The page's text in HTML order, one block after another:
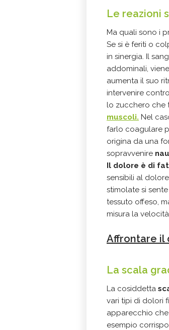
Le reazioni
Ma quali sono i
Se si è feriti o
in sinergia. Il
addominali,
aumenta il suo
intervenire
lo zucchero che
muscoli. Nel
farlo coagulare
origina da una
sopravvenire
Il dolore è di
sensibili al
stimolate si
tessuto offeso,
misura la
Affrontare il
La scala
La cosiddetta
vari tipi di dolori
apparecchio che
esempio